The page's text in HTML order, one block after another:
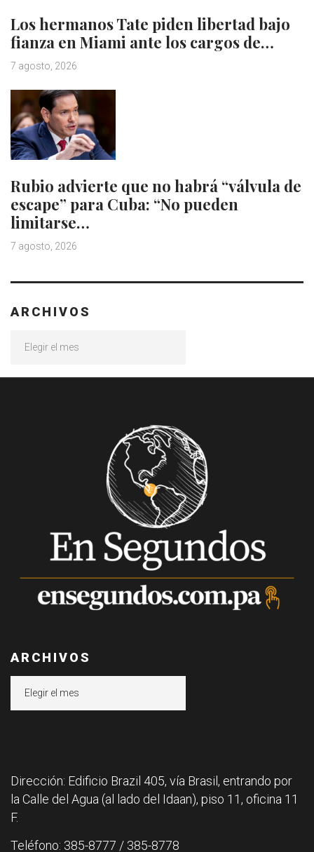
Los hermanos Tate piden libertad bajo
fianza en Miami ante los cargos de…
7 agosto, 2026
Rubio advierte que no habrá “válvula de
escape” para Cuba: “No pueden
limitarse…
7 agosto, 2026
ARCHIVOS
ARCHIVOS
Dirección: Edificio Brazil 405, vía Brasil, entrando por
la Calle del Agua (al lado del Idaan), piso 11, oficina 11
F.
Teléfono: 385-8777 / 385-8778